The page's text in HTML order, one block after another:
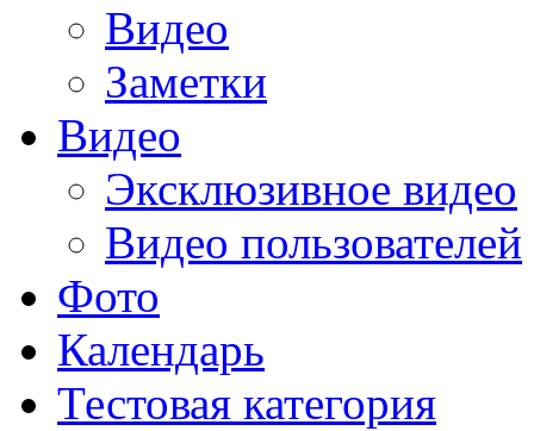
Видео
Заметки
Видео
Эксклюзивное видео
Видео пользователей
Фото
Календарь
Тестовая категория